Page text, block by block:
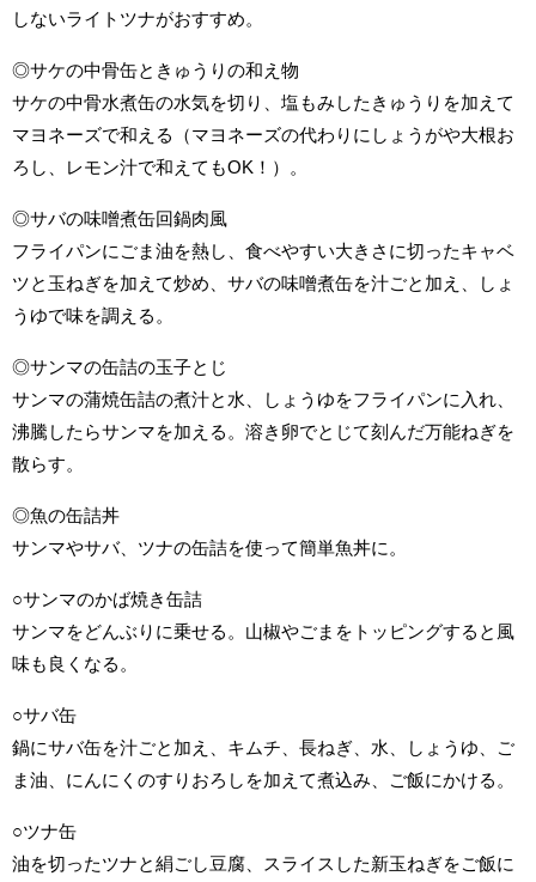
しないライトツナがおすすめ。
◎サケの中骨缶ときゅうりの和え物
サケの中骨水煮缶の水気を切り、塩もみしたきゅうりを加えて
マヨネーズで和える（マヨネーズの代わりにしょうがや大根お
ろし、レモン汁で和えてもOK！）。
◎サバの味噌煮缶回鍋肉風
フライパンにごま油を熱し、食べやすい大きさに切ったキャベ
ツと玉ねぎを加えて炒め、サバの味噌煮缶を汁ごと加え、しょ
うゆで味を調える。
◎サンマの缶詰の玉子とじ
サンマの蒲焼缶詰の煮汁と水、しょうゆをフライパンに入れ、
沸騰したらサンマを加える。溶き卵でとじて刻んだ万能ねぎを
散らす。
◎魚の缶詰丼
サンマやサバ、ツナの缶詰を使って簡単魚丼に。
○サンマのかば焼き缶詰
サンマをどんぶりに乗せる。山椒やごまをトッピングすると風
味も良くなる。
○サバ缶
鍋にサバ缶を汁ごと加え、キムチ、長ねぎ、水、しょうゆ、ご
ま油、にんにくのすりおろしを加えて煮込み、ご飯にかける。
○ツナ缶
油を切ったツナと絹ごし豆腐、スライスした新玉ねぎをご飯に